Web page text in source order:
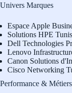
Univers Marques
Espace Apple
Solutions HPE
Dell Technologies
Lenovo
Canon Solutions
Cisco Networking
Performance & Métiers